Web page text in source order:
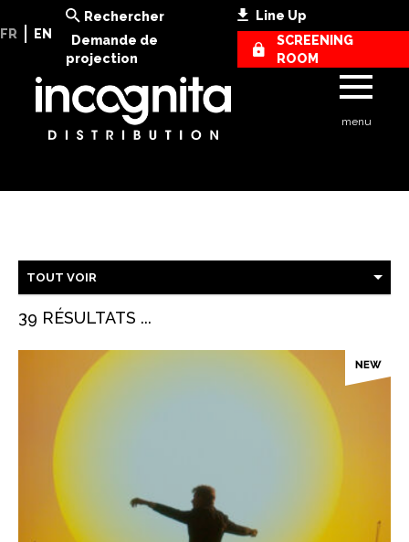
menu
FR EN
Rechercher
Line Up
Demande de
projection
SCREENING
ROOM
TOUT VOIR
39 RÉSULTATS ...